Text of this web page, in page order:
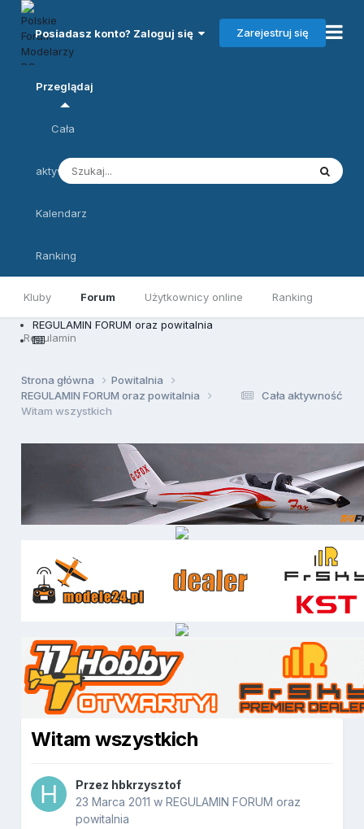
Posiadasz konto? Zaloguj się Zarejestruj się
Przeglądaj
Kluby Forum Użytkownicy online Ranking
Regulamin
Cała
aktywność
Kalendarz
Ranking
REGULAMIN FORUM oraz powitalnia
Cała aktywność
Strona główna
Powitalnia
REGULAMIN FORUM oraz powitalnia
Witam wszystkich
Witam wszystkich
Przez hbkrzysztof
23 Marca 2011 wREGULAMIN FORUM oraz
powitalnia